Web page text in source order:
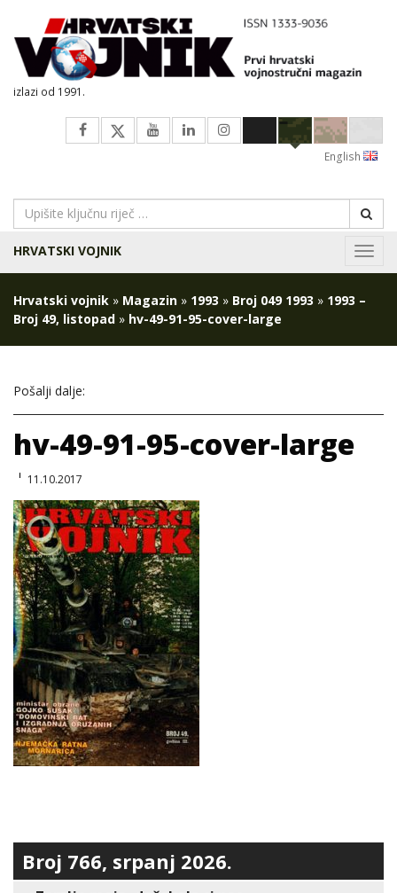
izlazi od 1991.
English
HRVATSKI VOJNIK
Hrvatski vojnik » Magazin » 1993 » Broj 049 1993 » 1993 –
Broj 49, listopad » hv-49-91-95-cover-large
Pošalji dalje:
hv-49-91-95-cover-large
11.10.2017
Broj 766, srpanj 2026.